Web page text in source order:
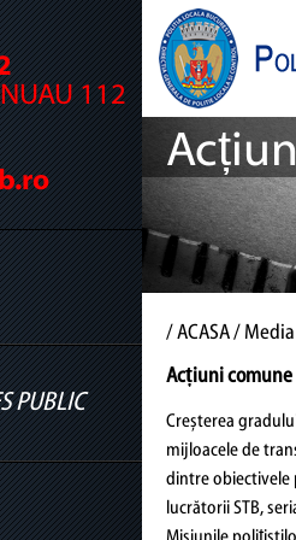
112
PUBLIC
/ ACASA/
Acțiuni comune
Creșterea
mijloacele de
dintre obiectivele
lucrătorii STB,